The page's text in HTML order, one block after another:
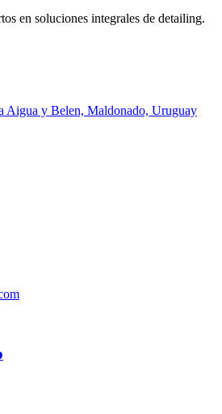
en soluciones integrales de detailing.
Aigua y Belen, Maldonado, Uruguay